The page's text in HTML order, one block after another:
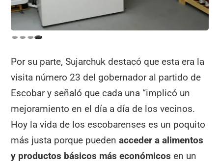
Por su parte, Sujarchuk destacó que esta era la
visita número 23 del gobernador al partido de
Escobar y señaló que cada una “implicó un
mejoramiento en el día a día de los vecinos.
Hoy la vida de los escobarenses es un poquito
más justa porque puedenacceder a alimentos
y productos básicos más económicosen un